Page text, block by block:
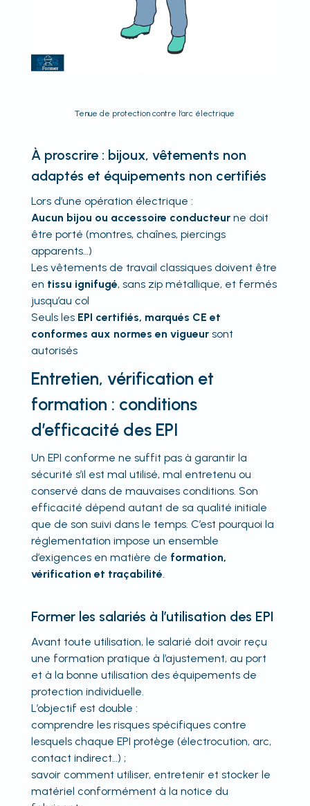
Tenue de protection contre l’arc électrique
À proscrire : bijoux, vêtements non
adaptés et équipements non certifiés
Lors d’une opération électrique :
Aucun bijou ou accessoire conducteurne doit
être porté (montres, chaînes, piercings
apparents…)
Les vêtements de travail classiques doivent être
en tissu ignifugé, sans zip métallique, et fermés
jusqu’au col
Seuls les EPI certifiés, marqués CE et
conformes aux normes en vigueursont
autorisés
Entretien, vérification et
formation : conditions
d’efficacité des EPI
Un EPI conforme ne suffit pas à garantir la
sécurité s’il est mal utilisé, mal entretenu ou
conservé dans de mauvaises conditions. Son
efficacité dépend autant de sa qualité initiale
que de son suivi dans le temps. C’est pourquoi la
réglementation impose un ensemble
d’exigences en matière de formation,
vérification et traçabilité
Former les salariés à l’utilisation des EPI
Avant toute utilisation, le salarié doit avoir reçu
une formation pratique à l’ajustement, au port
et à la bonne utilisation des équipements de
protection individuelle.
L’objectif est double :
comprendre les risques spécifiques contre
lesquels chaque EPI protège (électrocution, arc,
contact indirect…) ;
savoir comment utiliser, entretenir et stocker le
matériel conformément à la notice du